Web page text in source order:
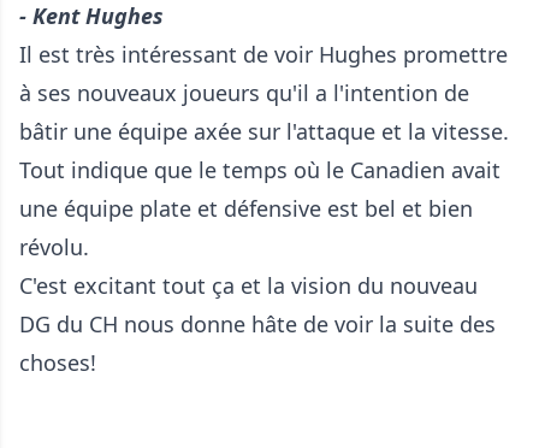
- Kent Hughes
Il est très intéressant de voir Hughes promettre
à ses nouveaux joueurs qu'il a l'intention de
bâtir une équipe axée sur l'attaque et la vitesse.
Tout indique que le temps où le Canadien avait
une équipe plate et défensive est bel et bien
révolu.
C'est excitant tout ça et la vision du nouveau
DG du CH nous donne hâte de voir la suite des
choses!